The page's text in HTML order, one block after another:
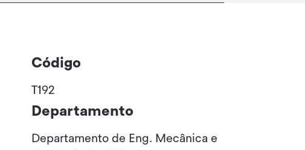
Código
T192
Departamento
Departamento de Eng. Mecânica e